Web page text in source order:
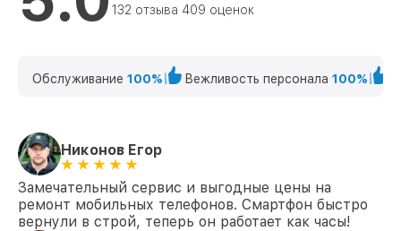
132 отзыва 409 оценок
Обслуживание 100% Вежливость персонала 100%
Никонов Егор
Замечательный сервис и выгодные цены на
ремонт мобильных телефонов. Смартфон быстро
вернули в строй, теперь он работает как часы!